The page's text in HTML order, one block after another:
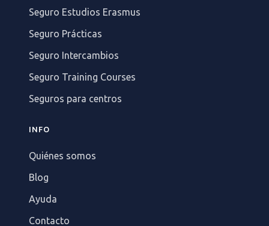
Seguro Estudios Erasmus
Seguro Prácticas
Seguro Intercambios
Seguro Training Courses
Seguros para centros
INFO
Quiénes somos
Blog
Ayuda
Contacto